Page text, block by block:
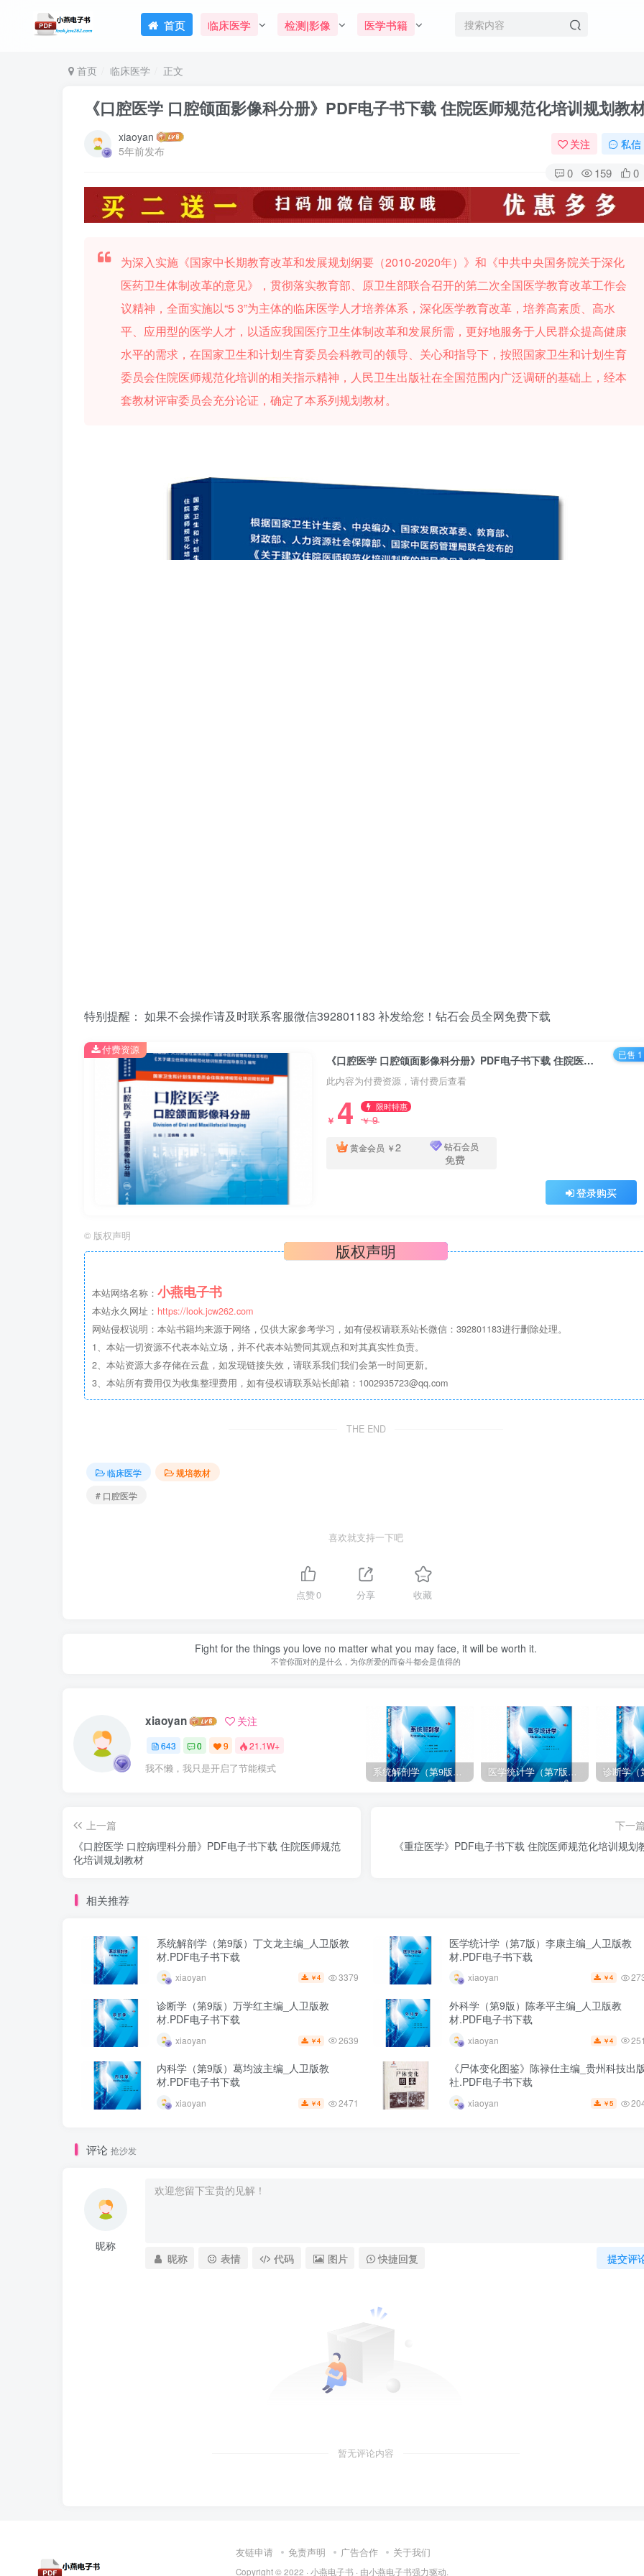
首页 临床医学 检测|影像 医学书籍
首页 临床医学 正文
《口腔医学 口腔颌面影像科分册》PDF电子书下载 住院医师规范化培训规划教
xiaoyan
5年前发布
关注 私信
0 159 0
为深入实施《国家中长期教育改革和发展规划纲要（2010-2020年）》和《中共中央国务院关于深化
医药卫生体制改革的意见》，贯彻落实教育部、原卫生部联合召开的第二次全国医学教育改革工作会
议精神，全面实施以“5 3”为主体的临床医学人才培养体系，深化医学教育改革，培养高素质、高水
平、应用型的医学人才，以适应我国医疗卫生体制改革和发展所需，更好地服务于人民群众提高健康
水平的需求，在国家卫生和计划生育委员会科教司的领导、关心和指导下，按照国家卫生和计划生育
委员会住院医师规范化培训的相关指示精神，人民卫生出版社在全国范围内广泛调研的基础上，经本
套教材评审委员会充分论证，确定了本系列规划教材。
特别提醒： 如果不会操作请及时联系客服微信392801183 补发给您！钻石会员全网免费下载
《口腔医学 口腔颌面影像科分册》PDF电子书下载 住院医师规范化培训规划教材
此内容为付费资源，请付费后查看
￥ 4 限时特惠
￥9
黄金会员 ￥2 钻石会员
免费
登录购买
付费资源 已售 1
© 版权声明
版权声明
本站网络名称： 小燕电子书
本站永久网址： https://look.jcw262.com
网站侵权说明：本站书籍均来源于网络，仅供大家参考学习，如有侵权请联系站长微信：392801183进行删除处理。
1、本站一切资源不代表本站立场，并不代表本站赞同其观点和对其真实性负责。
2、本站资源大多存储在云盘，如发现链接失效，请联系我们我们会第一时间更新。
3、本站所有费用仅为收集整理费用，如有侵权请联系站长邮箱：1002935723@qq.com
THE END
临床医学
规培教材
# 口腔医学
喜欢就支持一下吧
点赞0 分享 收藏
Fight for the things you love no matter what you may face, it will be worth it.
不管你面对的是什么，为你所爱的而奋斗都会是值得的
xiaoyan 关注
643 0 9 21.1W+
我不懒，我只是开启了节能模式 系统解剖学（第9版）丁文龙主编_人卫版教材.PDF电子书下载 医学统计学（第7版）李康主编_人卫版教材.PDF电子书下载
上一篇
《口腔医学 口腔病理科分册》PDF电子书下载 住院医师规范
化培训规划教材
下一
《重症医学》PDF电子书下载 住院医师规范化培训规划
相关推荐
系统解剖学（第9版）丁文龙主编_人卫版教
材.PDF电子书下载
xiaoyan ￥4 3379
医学统计学（第7版）李康主编_人卫版教
材.PDF电子书下载
xiaoyan ￥4
诊断学（第9版）万学红主编_人卫版教
材.PDF电子书下载
xiaoyan ￥4 2639
外科学（第9版）陈孝平主编_人卫版教
材.PDF电子书下载
xiaoyan ￥4
内科学（第9版）葛均波主编_人卫版教
材.PDF电子书下载
xiaoyan ￥4 2471
《尸体变化图鉴》陈禄仕主编_贵州科技出
社.PDF电子书下载
xiaoyan ￥5
评论 抢沙发
昵称
提交评
昵称 表情 代码 图片 快捷回复
暂无评论内容
友链申请 免责声明 广告合作 关于我们
Copyright © 2022 · 小燕电子书 · 由小燕电子书强力驱动.